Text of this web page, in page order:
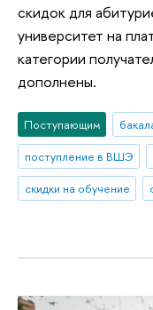
скидок для
университет на
категории
дополнены.
Поступающим
поступление в ВШЭ
скидки на обучение